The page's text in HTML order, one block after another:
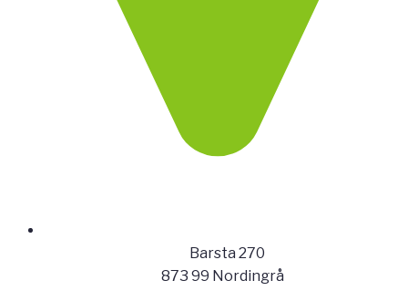
Barsta 270
873 99 Nordingrå